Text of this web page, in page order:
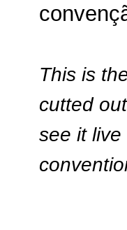
This is
cutted
see it